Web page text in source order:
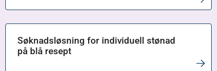
Søknadsløsning for individuell stønad
på blå resept